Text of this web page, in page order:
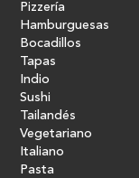
Pizzería
Hamburguesas
Bocadillos
Tapas
Indio
Sushi
Tailandés
Vegetariano
Italiano
Pasta